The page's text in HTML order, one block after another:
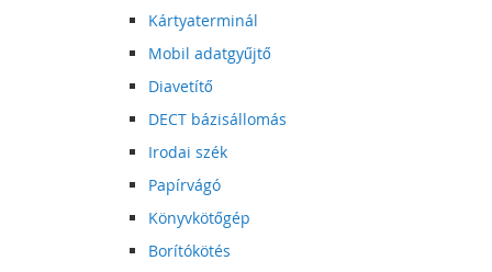
Kártyaterminál
Mobil adatgyűjtő
Diavetítő
DECT bázisállomás
Irodai szék
Papírvágó
Könyvkötőgép
Borítókötés